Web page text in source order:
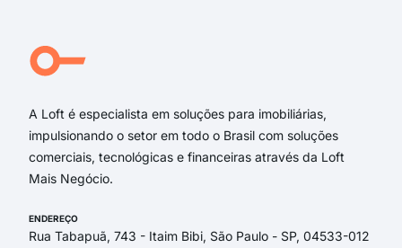
A Loft é especialista em soluções para imobiliárias,
impulsionando o setor em todo o Brasil com soluções
comerciais, tecnológicas e financeiras através da Loft
Mais Negócio.
ENDEREÇO
Rua Tabapuã, 743 - Itaim Bibi, São Paulo - SP, 04533-012